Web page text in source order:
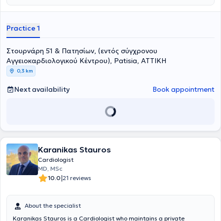
Practice 1
Στουρνάρη 51 & Πατησίων, (εντός σύγχρονου
Αγγειοκαρδιολογικού Κέντρου), Patisia, ΑΤΤΙΚΗ
0,3 km
Next availability Book appointment
Karanikas Stauros
Cardiologist
MD, MSc
10.0|21 reviews
About the specialist
Karanikas Stauros is a Cardiologist who maintains a private